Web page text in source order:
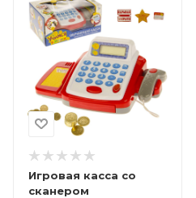
Игровая касса со
сканером